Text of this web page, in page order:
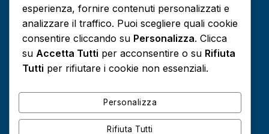
Europa Infografiche
Lavoro Media
Podcast
esperienza, fornire contenuti personalizzati e
analizzare il traffico. Puoi scegliere quali cookie
consentire cliccando su Personalizza. Clicca
su Accetta Tutti per acconsentire o su Rifiuta
Tutti per rifiutare i cookie non essenziali.
Personalizza
Rifiuta Tutti